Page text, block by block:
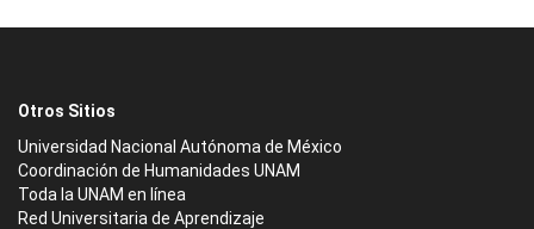
Otros Sitios
Universidad Nacional Autónoma de México
Coordinación de Humanidades UNAM
Toda la UNAM en línea
Red Universitaria de Aprendizaje